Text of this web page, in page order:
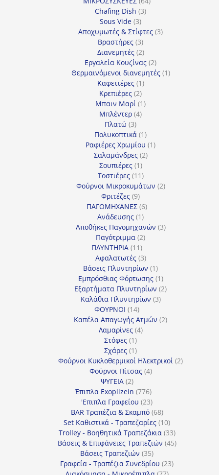
Chafing Dish 33
Sous Vide 33
προϊόντα
Αποχυμωτές & Στίφτες 33
Βραστήρες 33
προϊόντα
Διανεμητές 22
προϊόντα
Εργαλεία Κουζίνας 22
προϊόντα
Θερμαινόμενοι διανεμητές 11
Καφετιέρες 11
προϊόν
Κρεπιέρες 22
προϊόντα
Μπαιν Μαρί 11
Μπλέντερ 44
Πλατώ 33
προϊόντα
Πολυκοπτικά 11
προϊόν
Ραφιέρες Χρωμίου 11
Σαλαμάνδρες 22
Σουπιέρες 11
προϊόν
Τοστιέρες 1111
προϊόντα
Φούρνοι Μικροκυμάτων 22
Φριτέζες 99
προϊόντα
ΠΑΓΟΜΗΧΑΝΕΣ 66
Ανάδευσης 11
προϊόν
Αποθήκες Παγομηχανών 33
Παγότριμμα 22
ΠΛΥΝΤΗΡΙΑ 1111
προϊόντα
Αφαλατωτές 33
προϊόντα
Βάσεις Πλυντηρίων 11
προϊόν
Εμπρόσθιας Φόρτωσης 11
προϊόν
Εξαρτήματα Πλυντηρίων 22
Καλάθια Πλυντηρίων 33
ΦΟΥΡΝΟΙ 1414
προϊόντα
Καπέλα Απαγωγής Ατμών 22
Λαμαρίνες 44
Στόφες 11
προϊόν
Σχάρες 11
προϊόν
Φούρνοι Κυκλοθερμικοί Ηλεκτρικοί 22
Φούρνοι Πίτσας 44
ΨΥΓΕΙΑ 22
προϊόντα
Έπιπλα Exoplizein 776776
προϊόντα
'Επιπλα Γραφείου 2323
προϊόντα
BAR Τραπέζια & Σκαμπό 6868
προϊόντα
Set Καθιστικά - Τραπεζαρίες 1010
προϊόντα
Trolley - Βοηθητικά Τραπεζάκια 3333
προϊόντα
Βάσεις & Επιφάνειες Τραπεζιών 4545
Βάσεις Τραπεζιών 3535
προϊόντα
Γραφεία - Τραπέζια Συνεδρίου 2323
77